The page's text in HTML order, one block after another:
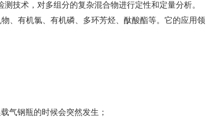
技术，对多组分的复杂混合物进行定性和定量分析。
、有机氯、有机磷、多环芳烃、酞酸酯等。它的应用领
气钢瓶的时候会突然发生；